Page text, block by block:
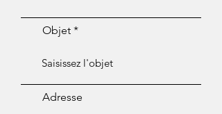
Objet
Adresse